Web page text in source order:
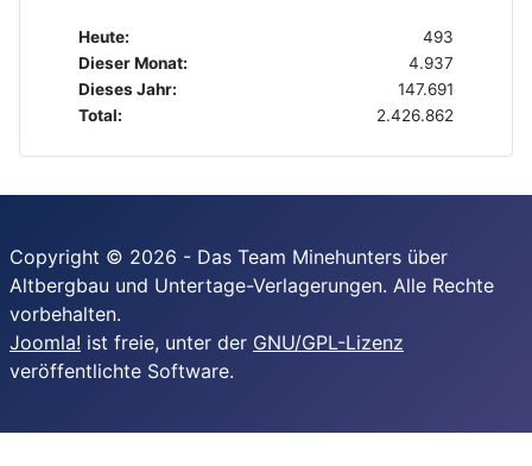
Heute:
493
Dieser Monat:
4.937
Dieses Jahr:
147.691
Total:
2.426.862
Copyright © 2026 - Das Team Minehunters über
Altbergbau und Untertage-Verlagerungen. Alle Rechte
vorbehalten.
Joomla! ist freie, unter der GNU/GPL-Lizenz
veröffentlichte Software.